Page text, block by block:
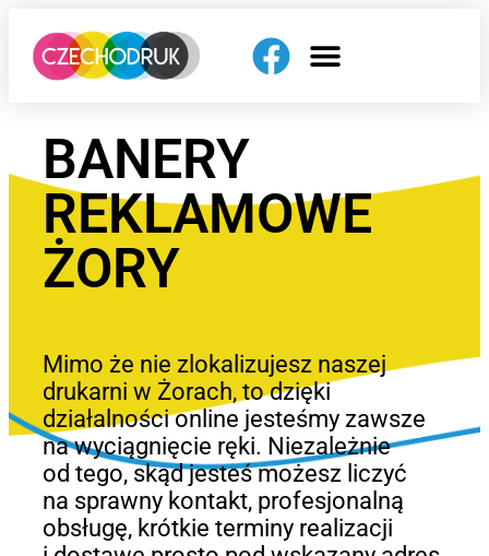
BANERY
REKLAMOWE
ŻORY
Mimo że nie zlokalizujesz naszej
drukarni w Żorach, to dzięki
działalności online jesteśmy zawsze
na wyciągnięcie ręki. Niezależnie
od tego, skąd jesteś możesz liczyć
na sprawny kontakt, profesjonalną
obsługę, krótkie terminy realizacji